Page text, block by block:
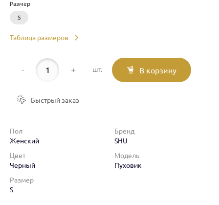
Размер
S
Таблица размеров
- + шт. В корзину
Быстрый заказ
Пол
Женский
Бренд
SHU
Цвет
Черный
Модель
Пуховик
Размер
S